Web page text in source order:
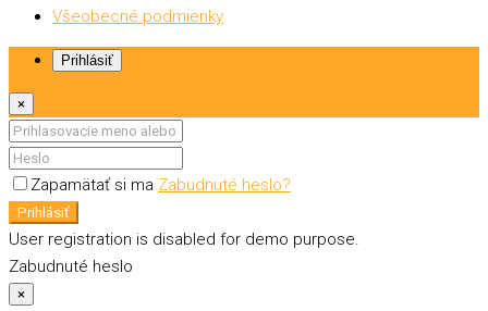
Všeobecné podmienky
Prihlásiť
×
Zapamätať si ma Zabudnuté heslo?
Prihlásiť
User registration is disabled for demo purpose.
Zabudnuté heslo
×